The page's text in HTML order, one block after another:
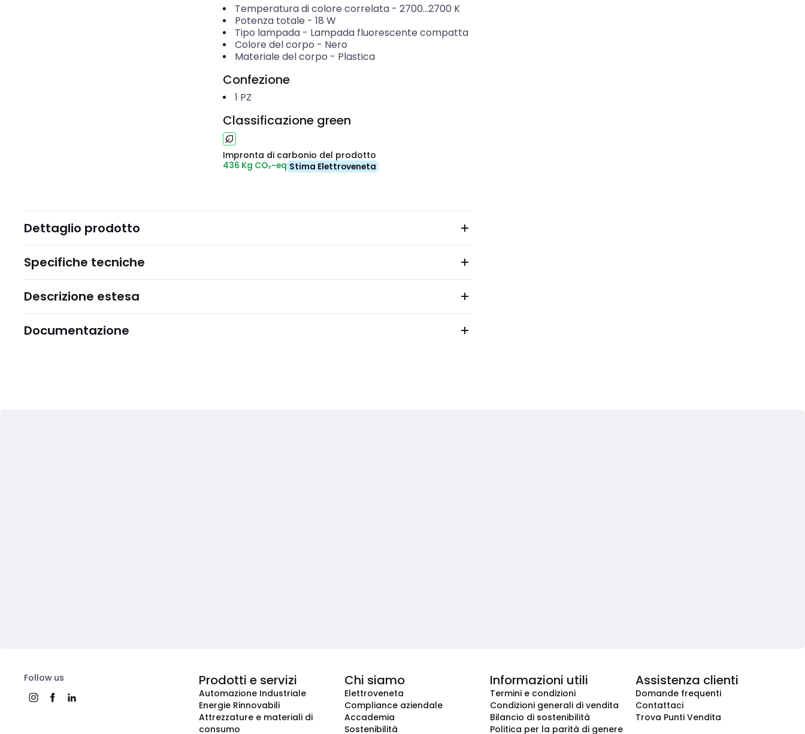
Temperatura di colore correlata- 2700...2700 K
Potenza totale - 18 W
Tipo lampada- Lampada fluorescente compatta
Colore del corpo - Nero
Materiale del corpo - Plastica
Confezione
1 PZ
Classificazione green
Impronta di carbonio del prodotto
436 Kg CO₂-eq Stima Elettroveneta
Dettaglio prodotto
Specifiche tecniche
Descrizione estesa
Documentazione
Follow us Prodotti e servizi
Automazione Industriale
Energie Rinnovabili
Attrezzature e materiali di
consumo
Chi siamo
Elettroveneta
Compliance aziendale
Accademia
Sostenibilità
Informazioni utili
Termini e condizioni
Condizioni generali di vendita
Bilancio di sostenibilità
Politica per la parità di genere
Assistenza clienti
Domande frequenti
Contattaci
Trova Punti Vendita